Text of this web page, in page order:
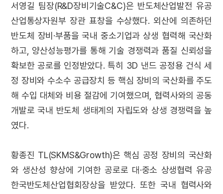
서영길 팀장(R&D장비기술C&C)은 반도체산업발전 유공
산업통상자원부 장관 표창을 수상했다. 외산에 의존하던
반도체 장비·부품을 국내 중소기업과 상생 협력해 국산화
하고, 양산성능평가를 통해 기술 경쟁력과 품질 신뢰성을
확보한 공로를 인정받았다. 특히 3D 낸드 공정용 건식 세
정 장비와 수소수 공급장치 등 핵심 장비의 국산화를 주도
해 수입 대체와 비용 절감에 기여했으며, 협력사와의 공동
개발로 국내 반도체 생태계의 자립도와 상생 경쟁력을 높
였다.
황종진 TL(SKMS&Growth)은 핵심 공정 장비의 국산화
와 생산성 향상에 기여한 공로로 대·중소 상생협력 유공
한국반도체산업협회장상을 받았다. 또한 국내 협력사와